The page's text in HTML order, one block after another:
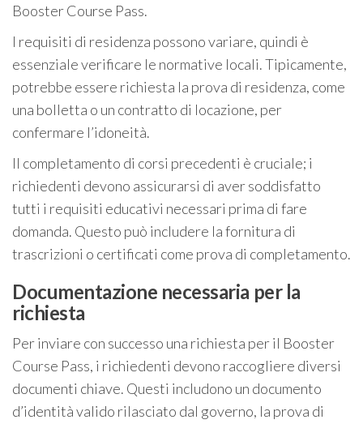
Booster Course Pass.
I requisiti di residenza possono variare, quindi è
essenziale verificare le normative locali. Tipicamente,
potrebbe essere richiesta la prova di residenza, come
una bolletta o un contratto di locazione, per
confermare l’idoneità.
Il completamento di corsi precedenti è cruciale; i
richiedenti devono assicurarsi di aver soddisfatto
tutti i requisiti educativi necessari prima di fare
domanda. Questo può includere la fornitura di
trascrizioni o certificati come prova di completamento.
Documentazione necessaria per la
richiesta
Per inviare con successo una richiesta per il Booster
Course Pass, i richiedenti devono raccogliere diversi
documenti chiave. Questi includono un documento
d’identità valido rilasciato dal governo, la prova di